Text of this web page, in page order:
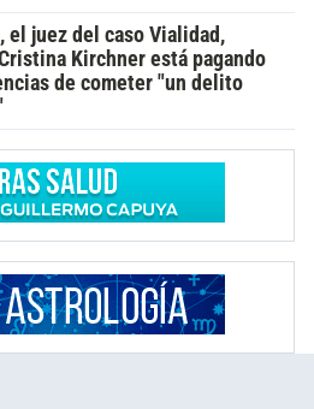
el juez del caso Vialidad,
Kirchner está pagando
de cometer "un delito